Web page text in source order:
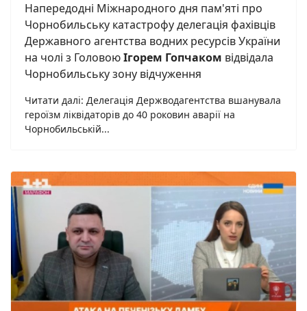
Напередодні Міжнародного дня пам'яті про
Чорнобильську катастрофу делегація фахівців
Державного агентства водних ресурсів України
на чолі з ГоловоюІгорем Гопчаком відвідала
Чорнобильську зону відчуження
Читати далі: Делегація Держводагентства вшанувала
героїзм ліквідаторів до 40 роковин аварії на
Чорнобильській...